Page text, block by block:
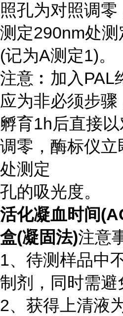
照孔为对照调零
测定290nm处
(记为A测定1)。
注意︰加入PAL
应为非必须步
孵育1h后直接
调零，酶标仪立
处测定
孔的吸光度。
活化凝血时间
盒(凝固法)注意
1、待测样品中
制剂，同时需避
2、获得上清液